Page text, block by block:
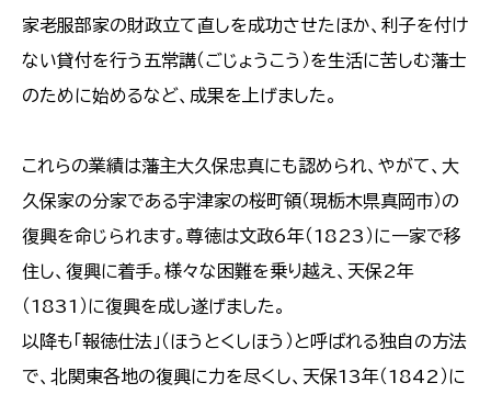
家老服部家の財政立て直しを成功させたほか、利子を付け
ない貸付を行う五常講（ごじょうこう）を生活に苦しむ藩士
のために始めるなど、成果を上げました。
これらの業績は藩主大久保忠真にも認められ、やがて、大
久保家の分家である宇津家の桜町領（現栃木県真岡市）の
復興を命じられます。尊徳は文政6年（1823）に一家で移
住し、復興に着手。様々な困難を乗り越え、天保2年
（1831）に復興を成し遂げました。
以降も「報徳仕法」（ほうとくしほう）と呼ばれる独自の方法
で、北関東各地の復興に力を尽くし、天保13年（1842）に